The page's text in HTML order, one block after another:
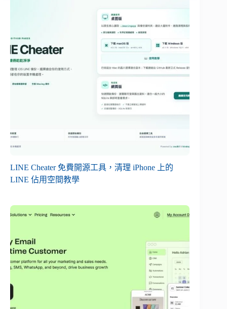
LINE Cheater 免費開源工具，清理 iPhone 上的
LINE 佔用空間教學